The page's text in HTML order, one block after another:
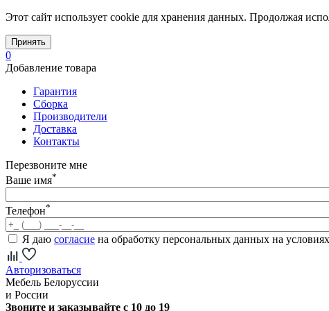
Этот сайт использует cookie для хранения данных. Продолжая
Принять
0
Добавление товара
Гарантия
Сборка
Производители
Доставка
Контакты
Перезвоните мне
Ваше имя*
Телефон*
Я даю согласие на обработку персональных данных на условиях
Авторизоваться
Мебель Белоруссии
и России
Звоните и заказывайте с 10 до 19